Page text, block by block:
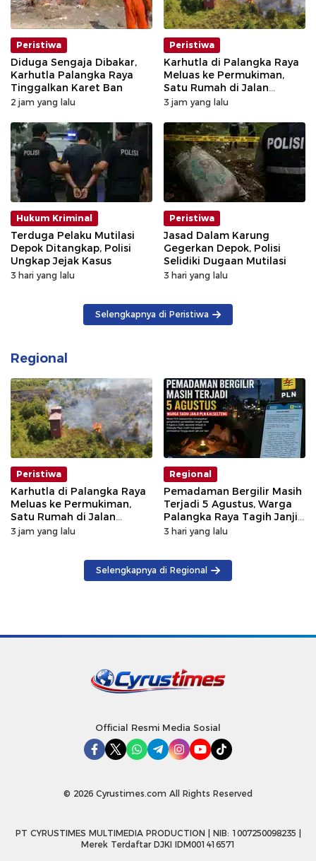
Peristiwa
Diduga Sengaja Dibakar,
Karhutla Palangka Raya
Tinggalkan Karet Ban
2 jam yang lalu
Peristiwa
Karhutla di Palangka Raya
Meluas ke Permukiman,
Satu Rumah di Jalan
Kalibata Hangus Terbakar
3 jam yang lalu
Hukum Kriminal
Terduga Pelaku Mutilasi
Depok Ditangkap, Polisi
Ungkap Jejak Kasus
3 hari yang lalu
Peristiwa
Jasad Dalam Karung
Gegerkan Depok, Polisi
Selidiki Dugaan Mutilasi
3 hari yang lalu
Selengkapnya di Peristiwa
Regional
Peristiwa
Karhutla di Palangka Raya
Meluas ke Permukiman,
Satu Rumah di Jalan
Kalibata Hangus Terbakar
3 jam yang lalu
Regional
Pemadaman Bergilir Masih
Terjadi 5 Agustus, Warga
Palangka Raya Tagih Janji
GM PLN Kaltengsel
3 hari yang lalu
Selengkapnya di Regional
Official Resmi Media Sosial
© 2026 Cyrustimes.com All Rights Reserved
PT CYRUSTIMES MULTIMEDIA PRODUCTION | NIB: 1007250098235 |
Merek Terdaftar DJKI IDM001416571